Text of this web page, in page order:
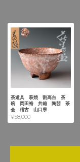
茶道具 萩焼 割高台 茶
碗 岡田裕 共箱 陶芸 茶
会 稽古 山口県
¥58,000